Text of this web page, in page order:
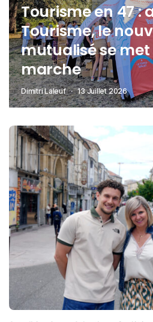
Tourisme en 47 :
Tourisme, le
mutualisé se
marche
Dimitri Laleuf 13 Juillet 2026